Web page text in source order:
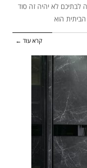
לבתיכם לא יהיה זה סוד
הוא
קרא עוד ←